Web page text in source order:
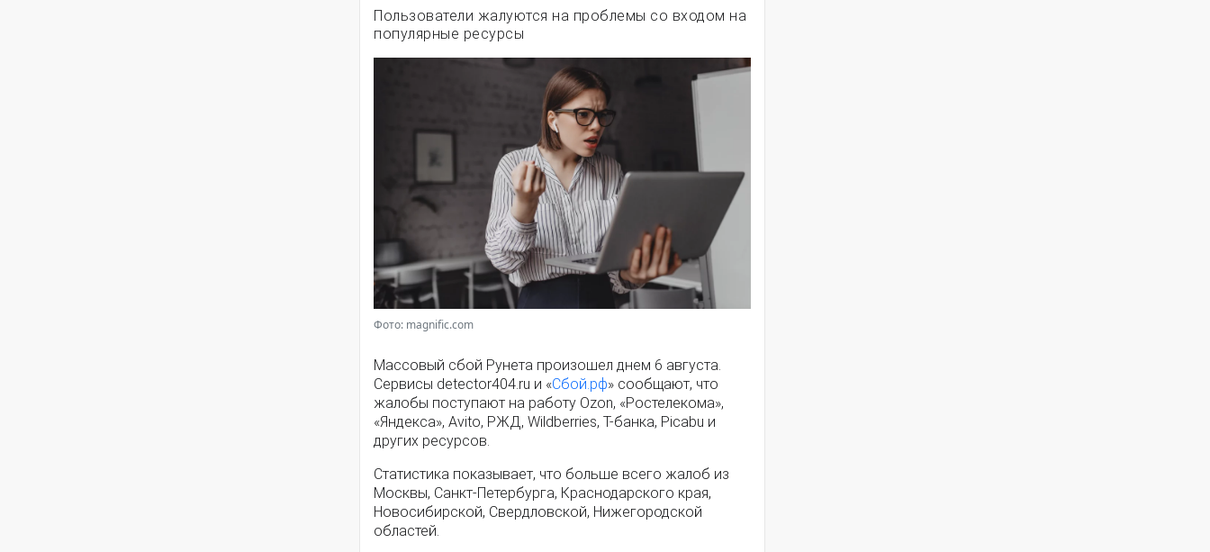
Пользователи жалуются на проблемы со входом на
популярные ресурсы
Фото: magnific.com
Массовый сбой Рунета произошел днем 6 августа.
Сервисы detector404.ru и «Сбой.рф» сообщают, что
жалобы поступают на работу Ozon, «Ростелекома»,
«Яндекса», Avito, РЖД, Wildberries, Т-банка, Picabu и
других ресурсов.
Статистика показывает, что больше всего жалоб из
Москвы, Санкт-Петербурга, Краснодарского края,
Новосибирской, Свердловской, Нижегородской
областей.